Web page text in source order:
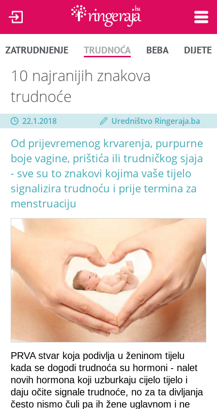
ZATRUDNJENJE TRUDNOĆA BEBA DIJETE
10 najranijih znakova
trudnoće
22.1.2018 Uredništvo Ringeraja.ba
Od prijevremenog krvarenja, purpurne
boje vagine, prištića ili trudničkog sjaja
- sve su to znakovi kojima vaše tijelo
signalizira trudnoću i prije termina za
menstruaciju
PRVA stvar koja podivlja u ženinom tijelu
kada se dogodi trudnoća su hormoni - nalet
novih hormona koji uzburkaju cijelo tijelo i
daju očite signale trudnoće, no za ta divljanja
često nismo čuli pa ih žene uglavnom i ne